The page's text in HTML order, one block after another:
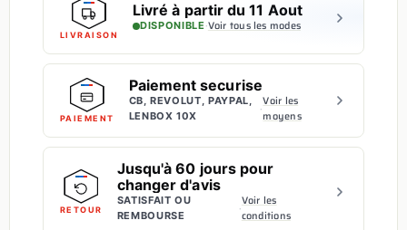
LIVRAISON
Livré à partir du 11 Aout
DISPONIBLE ·Voir tous les modes
PAIEMENT
Paiement securise
CB, REVOLUT, PAYPAL,
LENBOX 10X
·Voir les
moyens
RETOUR
Jusqu'à 60 jours pour
changer d'avis
SATISFAIT OU
REMBOURSE
·Voir les
conditions